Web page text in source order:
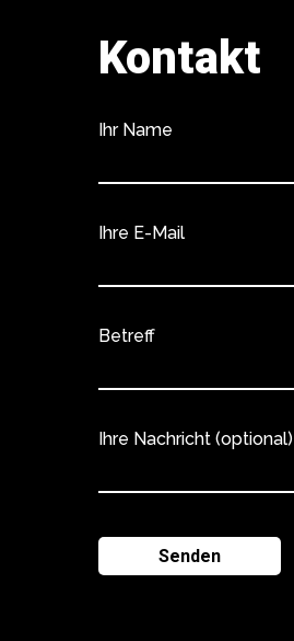
Kontakt
Ihr Name
Ihre E-Mail
Betreff
Ihre Nachricht (optional)